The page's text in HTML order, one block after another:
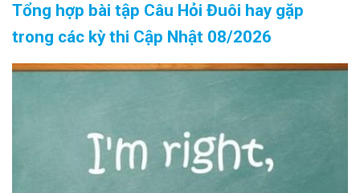
Tổng hợp bài tập Câu Hỏi Đuôi hay gặp
trong các kỳ thi Cập Nhật 08/2026